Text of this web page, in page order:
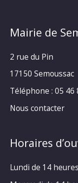
Mairie de
2 rue du Pin
17150 Semoussac
Téléphone : 05 46
Nous contacter
Horaires
Lundi de 14